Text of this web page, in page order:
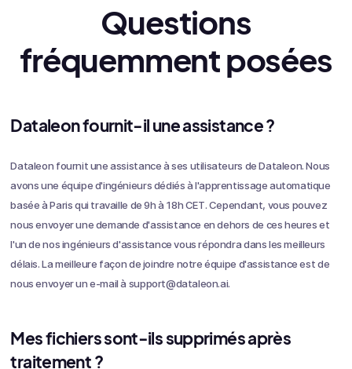
Questions
fréquemment posées
Dataleon fournit-il une assistance ?
Dataleon fournit une assistance à ses utilisateurs de Dataleon. Nous
avons une équipe d'ingénieurs dédiés à l'apprentissage automatique
basée à Paris qui travaille de 9h à 18h CET. Cependant, vous pouvez
nous envoyer une demande d'assistance en dehors de ces heures et
l'un de nos ingénieurs d'assistance vous répondra dans les meilleurs
délais. La meilleure façon de joindre notre équipe d'assistance est de
nous envoyer un e-mail à support@dataleon.ai.
Mes fichiers sont-ils supprimés après
traitement ?